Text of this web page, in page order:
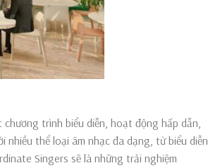
trình biểu diễn, hoạt động hấp dẫn,
thể loại âm nhạc đa dạng, từ biểu diễn
Singers sẽ là những trải nghiệm